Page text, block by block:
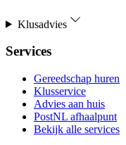
Klusadvies
Services
Gereedschap huren
Klusservice
Advies aan huis
PostNL afhaalpunt
Bekijk alle services